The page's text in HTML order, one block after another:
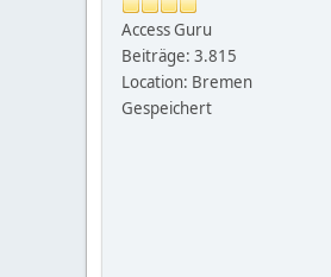
Access Guru
Beiträge: 3.815
Location: Bremen
Gespeichert